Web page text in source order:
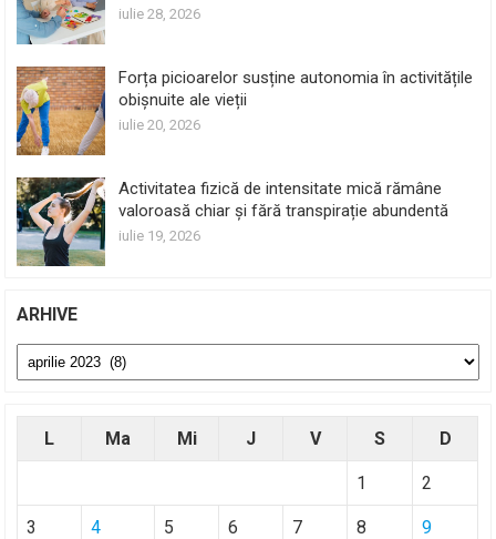
iulie 28, 2026
Forța picioarelor susține autonomia în activitățile
obișnuite ale vieții
iulie 20, 2026
Activitatea fizică de intensitate mică rămâne
valoroasă chiar și fără transpirație abundentă
iulie 19, 2026
ARHIVE
Arhive
L Ma Mi J V S D
1 2
3 4 5 6 7 8 9